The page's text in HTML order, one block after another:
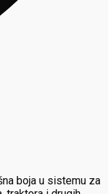
boja u sistemu za